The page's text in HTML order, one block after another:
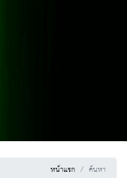
หน้าแรก ค้นหา